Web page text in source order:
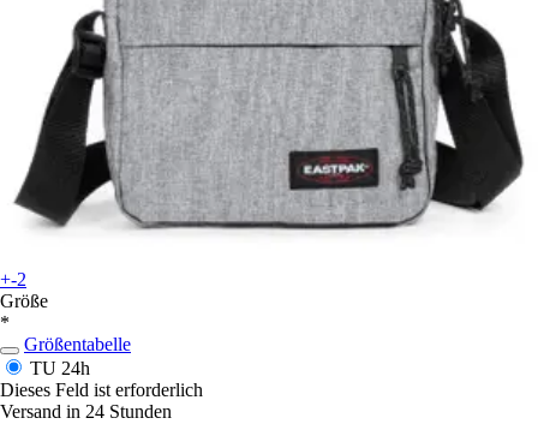
+-2
Größe
*
Größentabelle
TU 24h
Dieses Feld ist erforderlich
Versand in 24 Stunden